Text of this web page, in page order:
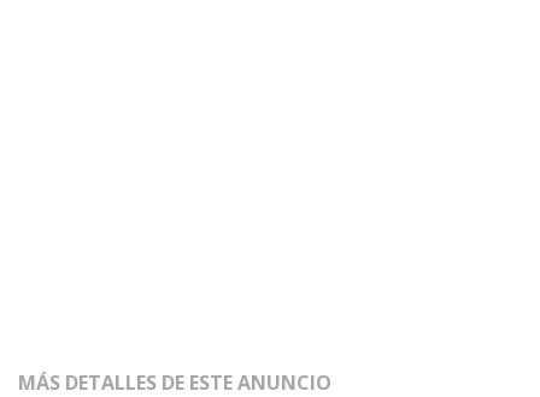
MÁS DETALLES DE ESTE ANUNCIO